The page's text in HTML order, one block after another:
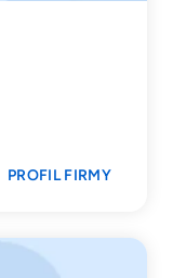
PROFIL FIRMY